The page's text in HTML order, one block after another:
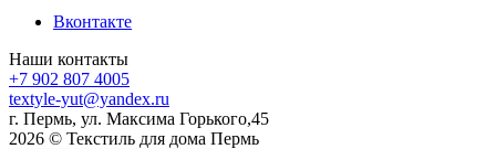
Вконтакте
Наши контакты
+7 902 807 4005
textyle-yut@yandex.ru
г. Пермь, ул. Максима Горького,45
2026 © Текстиль для дома Пермь